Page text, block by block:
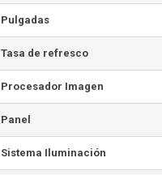
Pulgadas
Tasa de refresco
Procesador Imagen
Panel
Sistema Iluminación